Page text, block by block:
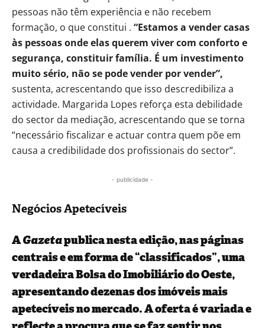
pessoas não têm experiência e não recebem
formação, o que constitui . “Estamos a vender casas
às pessoas onde elas querem viver com conforto e
segurança, constituir família. É um investimento
muito sério, não se pode vender por vender”,
sustenta, acrescentando que isso descredibiliza a
actividade. Margarida Lopes reforça esta debilidade
do sector da mediação, acrescentando que se torna
“necessário fiscalizar e actuar contra quem põe em
causa a credibilidade dos profissionais do sector”.
- publicidade -
Negócios Apetecíveis
AGazetapublica nesta edição, nas páginas
centrais e em forma de “classificados”, uma
verdadeira Bolsa do Imobiliário do Oeste,
apresentando dezenas dos imóveis mais
apetecíveis no mercado. A oferta é variada e